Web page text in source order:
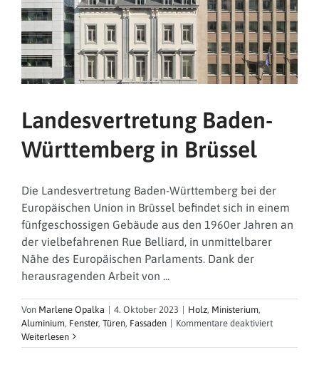
Landesvertretung Baden-
Württemberg in Brüssel
Die Landesvertretung Baden-Württemberg bei der
Europäischen Union in Brüssel befindet sich in einem
fünfgeschossigen Gebäude aus den 1960er Jahren an
der vielbefahrenen Rue Belliard, in unmittelbarer
Nähe des Europäischen Parlaments. Dank der
herausragenden Arbeit von ...
Von Marlene Opalka 4. Oktober 2023 Holz, Ministerium,
Aluminium, Fenster, Türen, Fassaden Kommentare deaktiviertfür
Baden-
Weiterlesen